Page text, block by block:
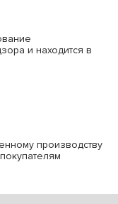
и находится в
производству